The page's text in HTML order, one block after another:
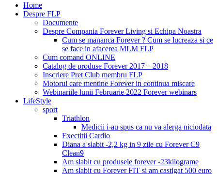
Home
Despre FLP
Documente
Despre Compania Forever Living si Echipa Noastra
Cum se mananca Forever ? Cum se lucreaza si ce
se face in afacerea MLM FLP
Cum comand ONLINE
Catalog de produse Forever 2017 – 2018
Inscriere Pret Club membru FLP
Motorul care mentine Forever in continua miscare
Webinariile lunii Februarie 2022 Forever webinars
LifeStyle
sport
Triathlon
Medicii i-au spus ca nu va alerga niciodata
Exectitii Cardio
Diana a slabit -2,2 kg in 9 zile cu Forever C9
Clean9
Am slabit cu produsele forever -23kilograme
Am slabit cu Forever FIT si am castigat 500 euro